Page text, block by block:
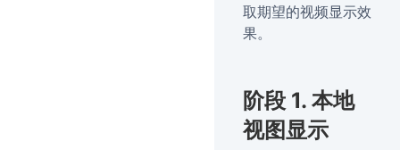
取期望的视频显示效
果。
阶段 1. 本地
视图显示